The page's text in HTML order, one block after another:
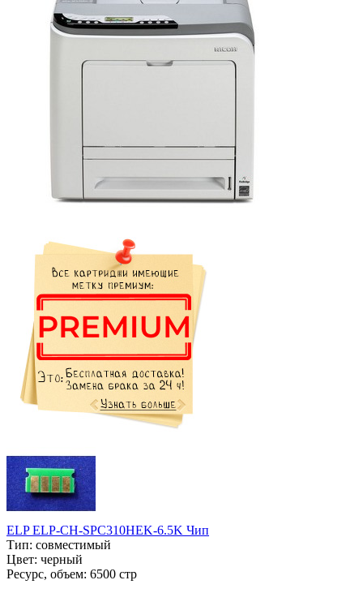
ELP ELP-CH-SPC310HEK-6.5K Чип
Тип: совместимый
Цвет: черный
Ресурс, объем: 6500 стр